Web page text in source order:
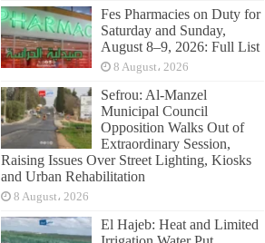
Fes Pharmacies on Duty for
Saturday and Sunday,
August 8–9, 2026: Full List
8 August، 2026
Sefrou: Al-Manzel
Municipal Council
Opposition Walks Out of
Extraordinary Session,
Raising Issues Over Street Lighting, Kiosks
and Urban Rehabilitation
8 August، 2026
El Hajeb: Heat and Limited